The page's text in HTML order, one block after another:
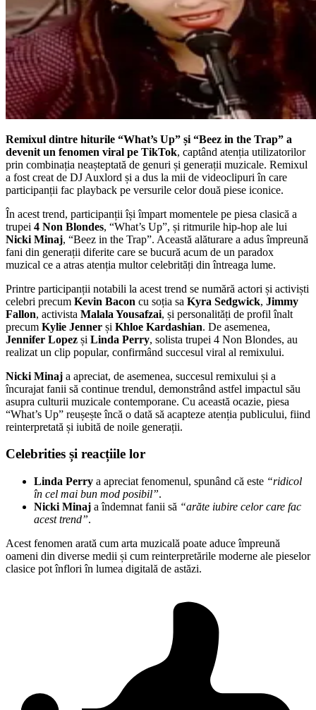
Remixul dintre hiturile “What’s Up” și “Beez in the Trap” a
devenit un fenomen viral pe TikTok, captând atenția utilizatorilor
prin combinația neașteptată de genuri și generații muzicale. Remixul
a fost creat de DJ Auxlord și a dus la mii de videoclipuri în care
participanții fac playback pe versurile celor două piese iconice.
În acest trend, participanții își împart momentele pe piesa clasică a
trupei 4 Non Blondes, “What’s Up”, și ritmurile hip-hop ale lui
Nicki Minaj, “Beez in the Trap”. Această alăturare a adus împreună
fani din generații diferite care se bucură acum de un paradox
muzical ce a atras atenția multor celebrități din întreaga lume.
Printre participanții notabili la acest trend se numără actori și activiști
celebri precum Kevin Bacon cu soția sa Kyra Sedgwick, Jimmy
Fallon, activista Malala Yousafzai, și personalități de profil înalt
precum Kylie Jenner și Khloe Kardashian. De asemenea,
Jennifer Lopez și Linda Perry, solista trupei 4 Non Blondes, au
realizat un clip popular, confirmând succesul viral al remixului.
Nicki Minaj a apreciat, de asemenea, succesul remixului și a
încurajat fanii să continue trendul, demonstrând astfel impactul său
asupra culturii muzicale contemporane. Cu această ocazie, piesa
“What’s Up” reușește încă o dată să acapteze atenția publicului, fiind
reinterpretată și iubită de noile generații.
Celebrities și reacțiile lor
Linda Perry a apreciat fenomenul, spunând că este “ridicol
în cel mai bun mod posibil”.
Nicki Minaj a îndemnat fanii să “arăte iubire celor care fac
acest trend”.
Acest fenomen arată cum arta muzicală poate aduce împreună
oameni din diverse medii și cum reinterpretările moderne ale pieselor
clasice pot înflori în lumea digitală de astăzi.